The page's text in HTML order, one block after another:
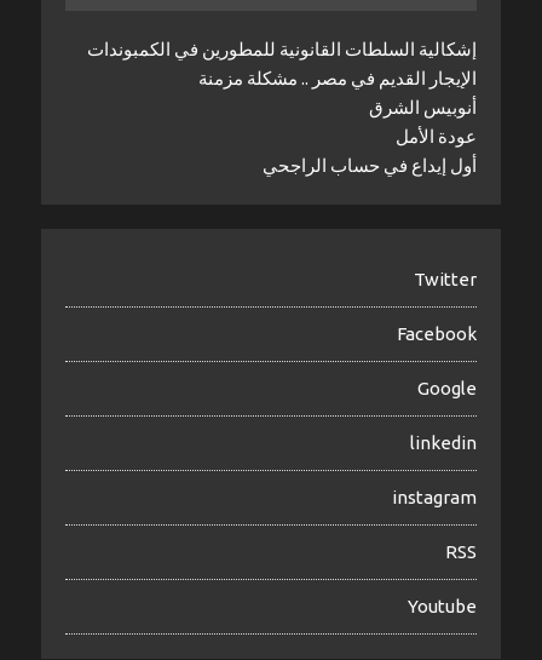
إشكالية السلطات القانونية للمطورين في الكمبوندات
الإيجار القديم في مصر .. مشكلة مزمنة
أنوبيس الشرق
عودة الأمل
أول إيداع في حساب الراجحي
Twitter
Facebook
Google
linkedin
instagram
RSS
Youtube